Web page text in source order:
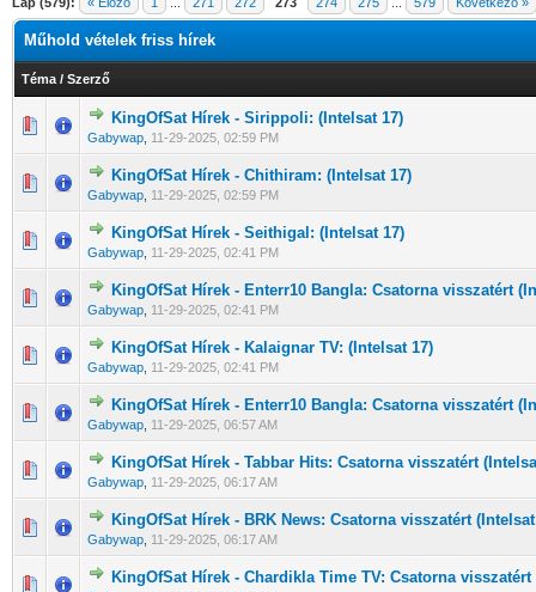
Műhold vételek friss hírek
Téma / Szerző
KingOfSat Hírek - Sirippoli: (Intelsat 17)
Gabywap 11-29-2025, 02:59 PM
0 Szavazat - 0 / 5 átlagban
12345
KingOfSat Hírek - Chithiram: (Intelsat 17)
Gabywap 11-29-2025, 02:59 PM
0 Szavazat - 0 / 5 átlagban
12345
KingOfSat Hírek - Seithigal: (Intelsat 17)
Gabywap 11-29-2025, 02:41 PM
0 Szavazat - 0 / 5 átlagban
12345
KingOfSat Hírek - Enterr10 Bangla: Csatorna visszatért
Gabywap 11-29-2025, 02:41 PM
0 Szavazat - 0 / 5 átlagban
12345
KingOfSat Hírek - Kalaignar TV: (Intelsat 17)
Gabywap 11-29-2025, 02:41 PM
0 Szavazat - 0 / 5 átlagban
12345
KingOfSat Hírek - Enterr10 Bangla: Csatorna visszatért
Gabywap 11-29-2025, 06:57 AM
0 Szavazat - 0 / 5 átlagban
12345
KingOfSat Hírek - Tabbar Hits: Csatorna visszatért
Gabywap 11-29-2025, 06:17 AM
0 Szavazat - 0 / 5 átlagban
1234 5
KingOfSat Hírek - BRK News: Csatorna visszatért
Gabywap 11-29-2025, 06:17 AM
0 Szavazat - 0 / 5 átlagban
12 345
KingOfSat Hírek - Chardikla Time TV: Csatorna visszatért
0 Szavazat - 0 / 5 átlagban
12345